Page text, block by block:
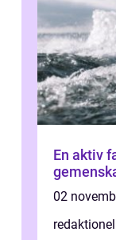
En aktiv
02
redaktionel